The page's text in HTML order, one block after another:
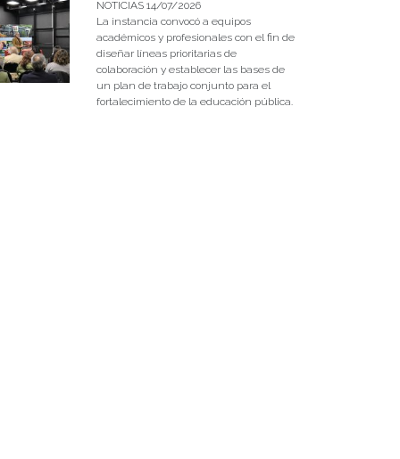
NOTICIAS 14/07/2026
La instancia convocó a equipos
académicos y profesionales con el fin de
diseñar líneas prioritarias de
colaboración y establecer las bases de
un plan de trabajo conjunto para el
fortalecimiento de la educación pública.